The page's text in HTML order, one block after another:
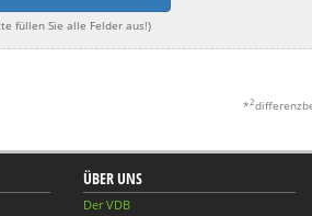
füllen Sie alle Felder aus!)
*2
ÜBER UNS
Der VDB